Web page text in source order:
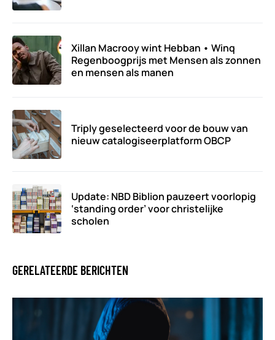
Xillan Macrooy wint Hebban • Winq
Regenboogprijs met Mensen als zonnen
en mensen als manen
Triply geselecteerd voor de bouw van
nieuw catalogiseerplatform OBCP
Update: NBD Biblion pauzeert voorlopig
‘standing order’ voor christelijke
scholen
GERELATEERDE BERICHTEN